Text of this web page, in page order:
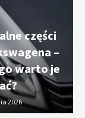
części
–
warto je
2026
pracę
– jak